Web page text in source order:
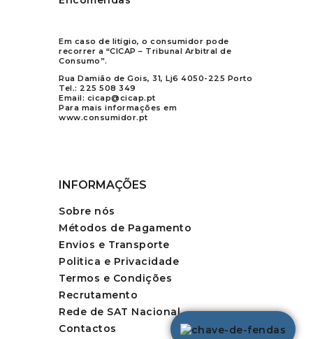
Em caso de litígio, o consumidor pode
recorrer a “CICAP – Tribunal Arbitral de
Consumo”.
Rua Damião de Gois, 31, Lj6 4050-225 Porto
Tel.: 225 508 349
Email: cicap@cicap.pt
Para mais informações em
www.consumidor.pt
INFORMAÇÕES
Sobre nós
Métodos de Pagamento
Envios e Transporte
Politica e Privacidade
Termos e Condições
Recrutamento
Rede de SAT Nacional
Contactos